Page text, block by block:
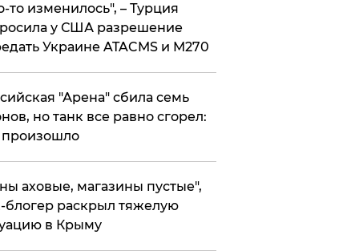
то изменилось", – Турция
у США разрешение
Украине ATACMS и M270
"Арена" сбила семь
но танк все равно сгорел:
произошло
аховые, магазины пустые",
раскрыл тяжелую
в Крыму